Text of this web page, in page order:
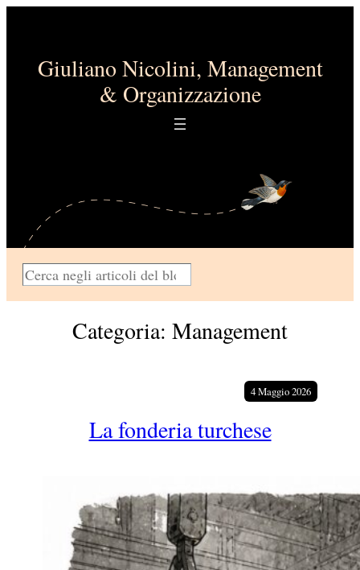
contenutoGiuliano Nicolini, Management
& Organizzazione
C
e
Categoria: Management
4 Maggio 2026
La fonderia turchese